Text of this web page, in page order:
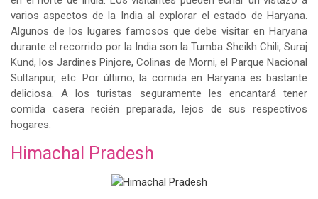
varios aspectos de la India al explorar el estado de Haryana.
Algunos de los lugares famosos que debe visitar en Haryana
durante el recorrido por la India son la Tumba Sheikh Chili, Suraj
Kund, los Jardines Pinjore, Colinas de Morni, el Parque Nacional
Sultanpur, etc. Por último, la comida en Haryana es bastante
deliciosa. A los turistas seguramente les encantará tener
comida casera recién preparada, lejos de sus respectivos
hogares.
Himachal Pradesh